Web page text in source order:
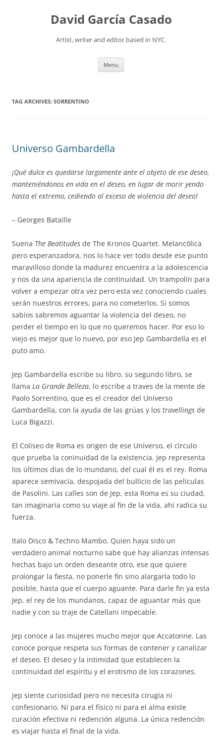
David García Casado
Artist, writer and editor based in NYC.
Menu
TAG ARCHIVES: SORRENTINO
Universo Gambardella
¡Qué dulce es quedarse largamente ante el objeto de ese deseo,
manteniéndonos en vida en el deseo, en lugar de morir yendo
hasta el extremo, cediendo al exceso de violencia del deseo!
– Georges Bataille
Suena The Beatitudes de The Kronos Quartet. Melancólica
pero esperanzadora, nos lo hace ver todo desde ese punto
maravilloso donde la madurez encuentra a la adolescencia
y nos da una apariencia de continuidad. Un trampolín para
volver a empezar otra vez pero esta vez conociendo cuales
serán nuestros errores, para no cometerlos. Si somos
sabios sabremos aguantar la violencia del deseo, no
perder el tiempo en lo que no queremos hacer. Por eso lo
viejo es mejor que lo nuevo, por eso Jep Gambardella es el
puto amo.
Jep Gambardella escribe su libro, su segundo libro, se
llama La Grande Belleza, lo escribe a traves de la mente de
Paolo Sorrentino, que es el creador del Universo
Gambardella, con la ayuda de las grúas y los travellings de
Luca Bigazzi.
El Coliseo de Roma es origen de ese Universo, el círculo
que prueba la coninuidad de la existencia. Jep representa
los últimos días de lo mundano, del cual él es el rey. Roma
aparece semivacía, despojada del bullicio de las películas
de Pasolini. Las calles son de Jep, esta Roma es su ciudad,
tan imaginaria como su viaje al fin de la vida, ahí radica su
fuerza.
Italo Disco & Techno Mambo. Quien haya sido un
verdadero animal nocturno sabe que hay alianzas intensas
hechas bajo un orden deseante otro, ese que quiere
prolongar la fiesta, no ponerle fin sino alargarla todo lo
posible, hasta que el cuerpo aguante. Para darle fin ya esta
Jep, el rey de los mundanos, capaz de aguantar más que
nadie y con su traje de Catellani impecable.
Jep conoce a las mujeres mucho mejor que Accatonne. Las
conoce porque respeta sus formas de contener y canalizar
el deseo. El deseo y la intimidad que establecen la
continuidad del espíritu y el erotismo de los corazones.
Jep siente curiosidad pero no necesita cirugía ni
confesionario. Ni para el físico ni para el alma existe
curación efectiva ni redención alguna. La única redención
es viajar hasta el final de la vida.